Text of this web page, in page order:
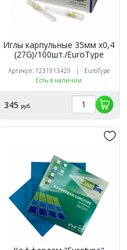
Иглы карпульные 35мм х0,4
(27G)/100шт./EuroType
Артикул: 1231913429 | EuroType
Есть в наличии
345 руб.